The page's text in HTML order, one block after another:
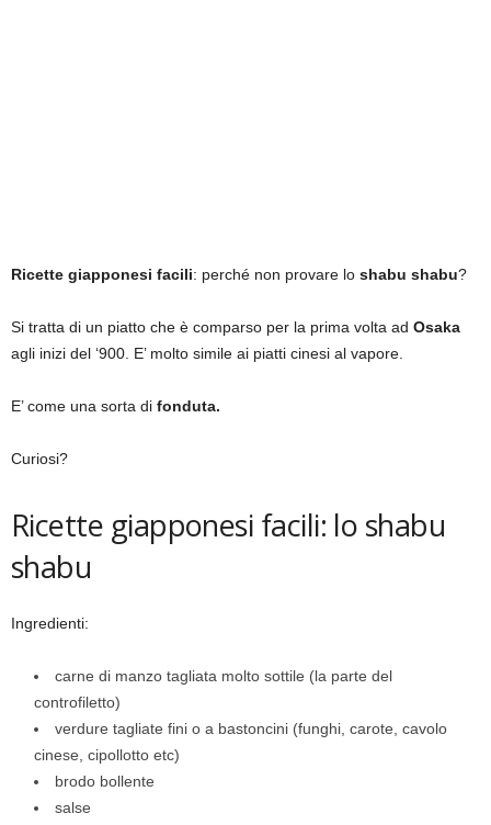
Ricette giapponesi facili: perché non provare lo shabu shabu?
Si tratta di un piatto che è comparso per la prima volta ad Osaka
agli inizi del ‘900. E’ molto simile ai piatti cinesi al vapore.
E’ come una sorta di fonduta.
Curiosi?
Ricette giapponesi facili: lo shabu
shabu
Ingredienti:
carne di manzo tagliata molto sottile (la parte del
controfiletto)
verdure tagliate fini o a bastoncini (funghi, carote, cavolo
cinese, cipollotto etc)
brodo bollente
salse